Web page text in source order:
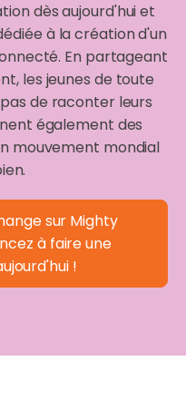
dès aujourd'hui et
à la création d'un
En partageant
les jeunes de toute
de raconter leurs
également des
mouvement mondial
sur Mighty
à faire une
!